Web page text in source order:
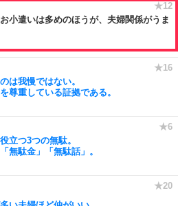
小遣いは多めのほうが、夫婦関係がうま
は我慢ではない。
尊重している証拠である。
立つ3つの無駄。
無駄金」「無駄話」。